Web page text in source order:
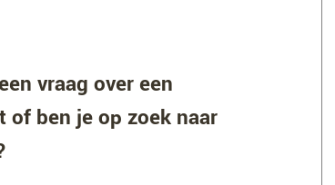
vraag over een
of ben je op zoek naar